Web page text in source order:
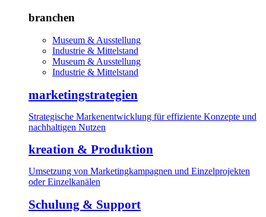
branchen
Museum & Ausstellung
Industrie & Mittelstand
Museum & Ausstellung
Industrie & Mittelstand
marketingstrategien
Strategische Markenentwicklung für effiziente Konzepte und
nachhaltigen Nutzen
kreation & Produktion
Umsetzung von Marketingkampagnen und Einzelprojekten
oder Einzelkanälen
Schulung & Support